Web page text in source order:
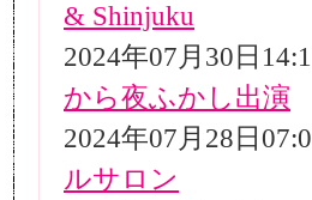
& Shinjuku
2024年07月30日
から夜ふかし出演
2024年07月28日
ルサロン